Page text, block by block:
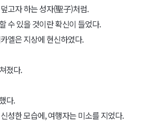
고자 하는 성자(聖子)처럼.
수 있을 것이란 확신이 들었다.
엘은 지상에 현신하였다.
졌다.
다.
성한 모습에, 여행자는 미소를 지었다.